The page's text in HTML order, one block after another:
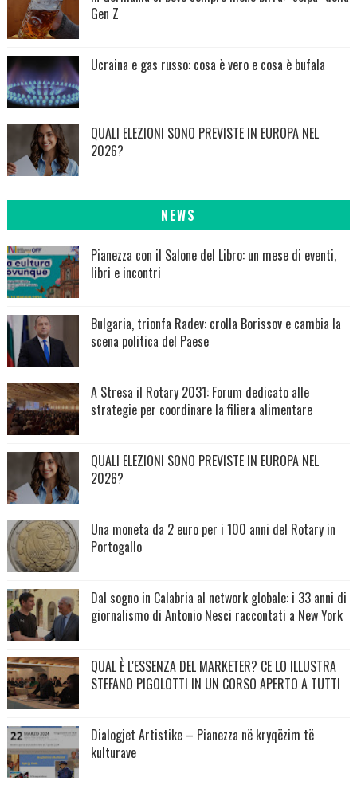
Gen Z
Ucraina e gas russo: cosa è vero e cosa è bufala
QUALI ELEZIONI SONO PREVISTE IN EUROPA NEL
2026?
NEWS
Pianezza con il Salone del Libro: un mese di eventi,
libri e incontri
Bulgaria, trionfa Radev: crolla Borissov e cambia la
scena politica del Paese
A Stresa il Rotary 2031: Forum dedicato alle
strategie per coordinare la filiera alimentare
QUALI ELEZIONI SONO PREVISTE IN EUROPA NEL
2026?
Una moneta da 2 euro per i 100 anni del Rotary in
Portogallo
Dal sogno in Calabria al network globale: i 33 anni di
giornalismo di Antonio Nesci raccontati a New York
QUAL È L'ESSENZA DEL MARKETER? CE LO ILLUSTRA
STEFANO PIGOLOTTI IN UN CORSO APERTO A TUTTI
Dialogjet Artistike – Pianezza në kryqëzim të
kulturave